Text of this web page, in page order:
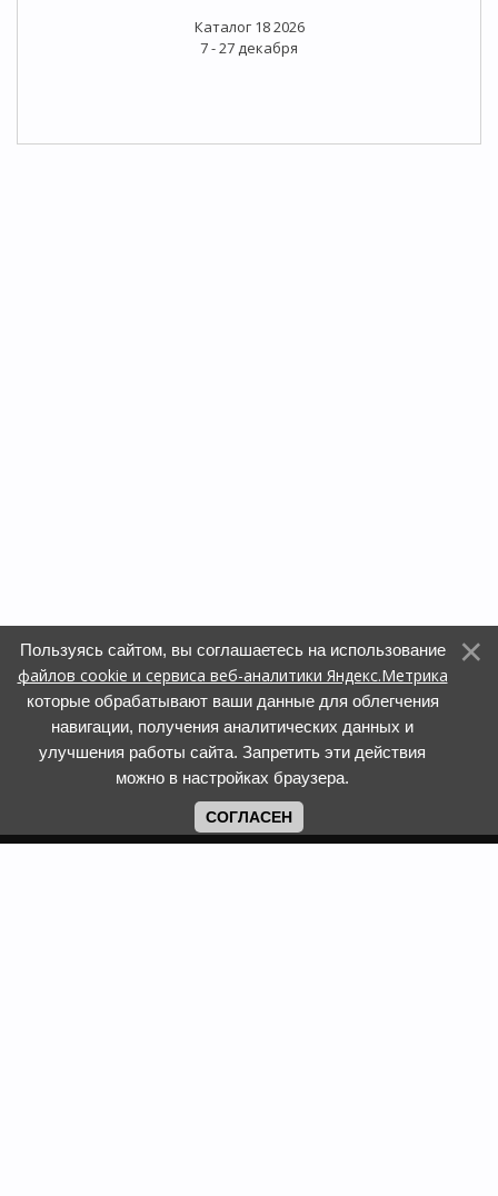
Каталог 18 2026
7 - 27 декабря
Пользуясь сайтом, вы соглашаетесь на использование
файлов cookie и сервиса веб-аналитики Яндекс.Метрика
которые обрабатывают ваши данные для облегчения
навигации, получения аналитических данных и
улучшения работы сайта. Запретить эти действия
можно в настройках браузера.
СОГЛАСЕН